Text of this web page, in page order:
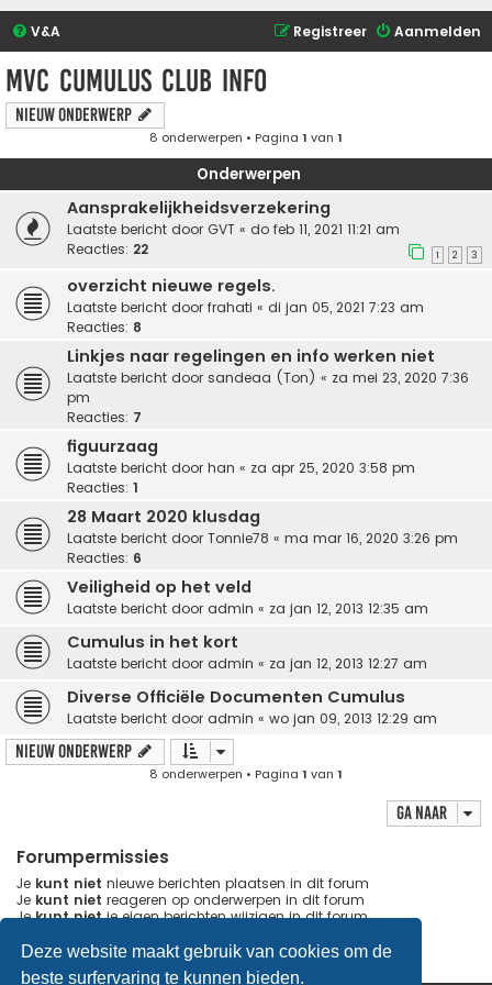
Deze website maakt gebruik van cookies om de
beste surfervaring te kunnen bieden.
V&A Aanmelden
Registreer
MVC Cumulus club info
Nieuw onderwerp
8 onderwerpen • Pagina 1 van 1
Onderwerpen
Aansprakelijkheidsverzekering
Laatste bericht door GVT « do feb 11, 2021 11:21 am
Reacties: 22 1 2 3
overzicht nieuwe regels.
Laatste bericht door frahati « di jan 05, 2021 7:23 am
Reacties: 8
Linkjes naar regelingen en info werken niet
Laatste bericht door sandeaa (Ton) « za mei 23, 2020 7:36
pm
Reacties: 7
figuurzaag
Laatste bericht door han « za apr 25, 2020 3:58 pm
Reacties: 1
28 Maart 2020 klusdag
Laatste bericht door Tonnie78 « ma mar 16, 2020 3:26 pm
Reacties: 6
Veiligheid op het veld
Laatste bericht door admin « za jan 12, 2013 12:35 am
Cumulus in het kort
Laatste bericht door admin « za jan 12, 2013 12:27 am
Diverse Officiële Documenten Cumulus
Laatste bericht door admin « wo jan 09, 2013 12:29 am
Nieuw onderwerp
8 onderwerpen • Pagina 1 van 1
Ga naar
Forumpermissies
Je kunt niet nieuwe berichten plaatsen in dit forum
Je kunt niet reageren op onderwerpen in dit forum
Jekunt nietje eigen berichten wijzigen in dit forum
Jekunt geenbijlagen plaatsen in dit forum